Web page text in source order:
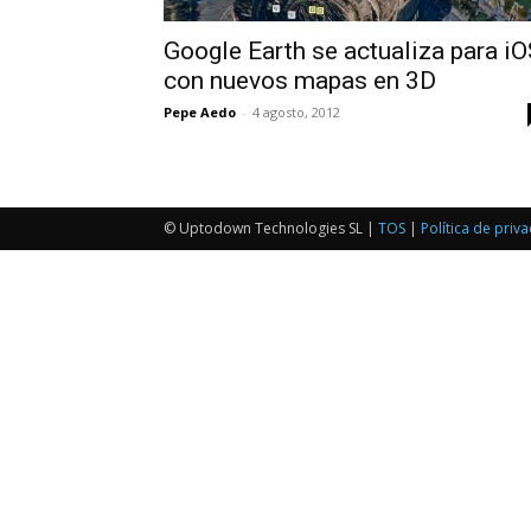
Google Earth se actualiza para
con nuevos mapas en 3D
Pepe Aedo - 4 agosto, 2012
© Uptodown Technologies SL | TOS | Política de